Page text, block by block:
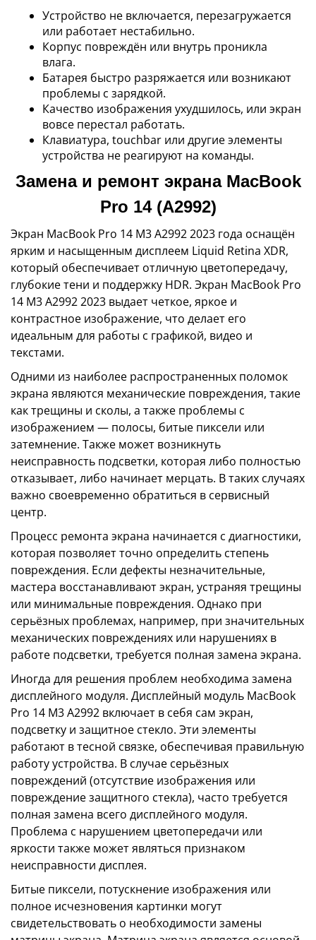
Устройство не включается, перезагружается
или работает нестабильно.
Корпус повреждён или внутрь проникла
влага.
Батарея быстро разряжается или возникают
проблемы с зарядкой.
Качество изображения ухудшилось, или экран
вовсе перестал работать.
Клавиатура, touchbar или другие элементы
устройства не реагируют на команды.
Замена и ремонт экрана MacBook
Pro 14 (A2992)
Экран MacBook Pro 14 M3 A2992 2023 года оснащён
ярким и насыщенным дисплеем Liquid Retina XDR,
который обеспечивает отличную цветопередачу,
глубокие тени и поддержку HDR. Экран MacBook Pro
14 M3 A2992 2023 выдает четкое, яркое и
контрастное изображение, что делает его
идеальным для работы с графикой, видео и
текстами.
Одними из наиболее распространенных поломок
экрана являются механические повреждения, такие
как трещины и сколы, а также проблемы с
изображением — полосы, битые пиксели или
затемнение. Также может возникнуть
неисправность подсветки, которая либо полностью
отказывает, либо начинает мерцать. В таких случаях
важно своевременно обратиться в сервисный
центр.
Процесс ремонта экрана начинается с диагностики,
которая позволяет точно определить степень
повреждения. Если дефекты незначительные,
мастера восстанавливают экран, устраняя трещины
или минимальные повреждения. Однако при
серьёзных проблемах, например, при значительных
механических повреждениях или нарушениях в
работе подсветки, требуется полная замена экрана.
Иногда для решения проблем необходима замена
дисплейного модуля. Дисплейный модуль MacBook
Pro 14 M3 A2992 включает в себя сам экран,
подсветку и защитное стекло. Эти элементы
работают в тесной связке, обеспечивая правильную
работу устройства. В случае серьёзных
повреждений (отсутствие изображения или
повреждение защитного стекла), часто требуется
полная замена всего дисплейного модуля.
Проблема с нарушением цветопередачи или
яркости также может являться признаком
неисправности дисплея.
Битые пиксели, потускнение изображения или
полное исчезновения картинки могут
свидетельствовать о необходимости замены